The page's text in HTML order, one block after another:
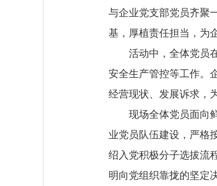
与企业党支部党员齐聚
基，厚植责任担当，为
活动中，全体党员在
安全生产管控等工作。
经营现状、发展诉求，
现场全体党员面向鲜
业党员队伍建设，严格
绍入党积极分子选拔流
明向党组织靠拢的坚定